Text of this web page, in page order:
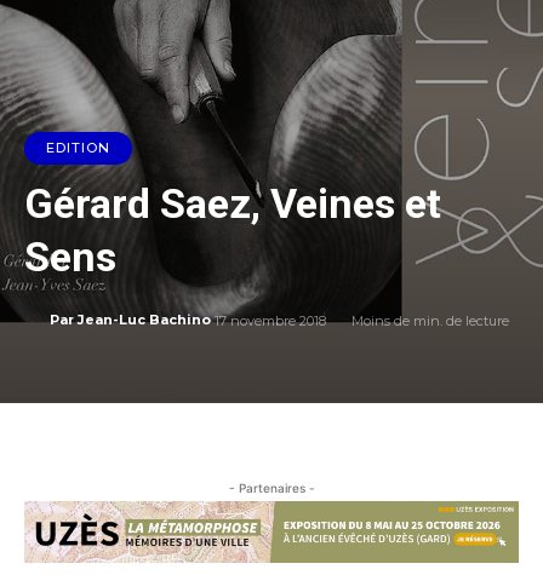
EDITION
Gérard Saez, Veines et
Sens
Par Jean-Luc Bachino 17 novembre 2018 Moins de min. de lecture
- Partenaires -